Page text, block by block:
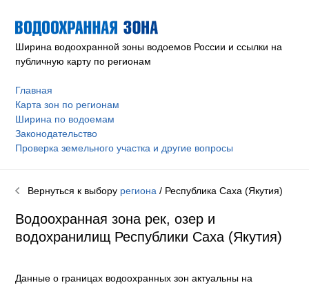
Ширина водоохранной зоны водоемов России и ссылки на
публичную карту по регионам
Главная
Карта зон по регионам
Ширина по водоемам
Законодательство
Проверка земельного участка и другие вопросы
Вернуться к выбору региона / Республика Саха (Якутия)
Водоохранная зона рек, озер и
водохранилищ Республики Саха (Якутия)
Данные о границах водоохранных зон актуальны на